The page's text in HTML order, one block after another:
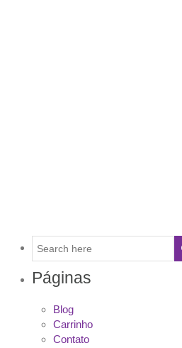
Páginas
Blog
Carrinho
Contato